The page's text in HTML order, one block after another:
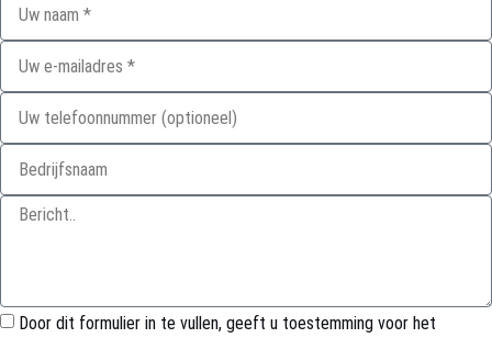
Door dit formulier in te vullen, geeft u toestemming voor het